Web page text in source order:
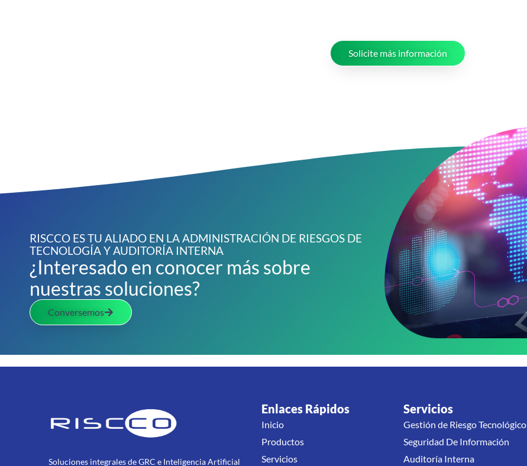
Solicite más información
RISCCO ES TU ALIADO EN LA ADMINISTRACIÓN DE RIESGOS DE
TECNOLOGÍA Y AUDITORÍA INTERNA
¿Interesado en conocer más sobre
nuestras soluciones?
Conversemos
Soluciones integrales de GRC e Inteligencia Artificial
Enlaces Rápidos
Inicio
Productos
Servicios
Servicios
Gestión de Riesgo Tecnológico
Seguridad De Información
Auditoría Interna